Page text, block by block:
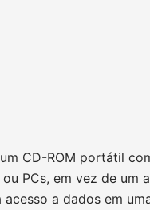
CD-ROM portátil
PCs, em vez de um
a dados em